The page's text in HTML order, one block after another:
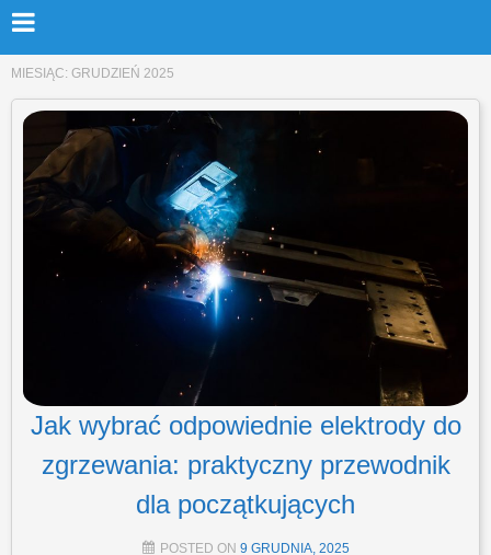
MIESIĄC: GRUDZIEŃ 2025
Jak wybrać odpowiednie elektrody do
zgrzewania: praktyczny przewodnik
dla początkujących
POSTED ON 9 GRUDNIA, 2025